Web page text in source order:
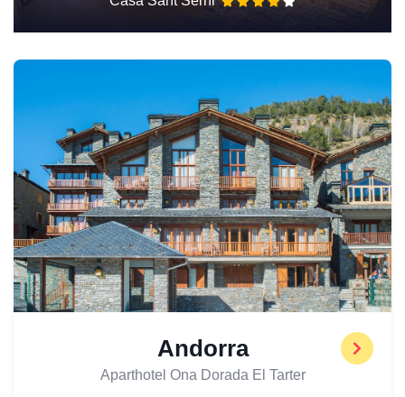
Andorra
Aparthotel Ona Dorada El Tarter